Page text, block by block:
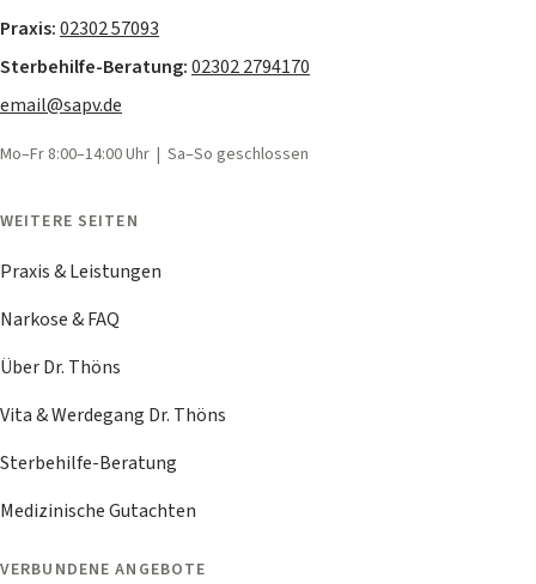
Praxis:02302 57093
Sterbehilfe-Beratung:02302 2794170
email@sapv.de
Mo–Fr 8:00–14:00 Uhr | Sa–So geschlossen
WEITERE SEITEN
Praxis & Leistungen
Narkose & FAQ
Über Dr. Thöns
Vita & Werdegang Dr. Thöns
Sterbehilfe-Beratung
Medizinische Gutachten
VERBUNDENE ANGEBOTE